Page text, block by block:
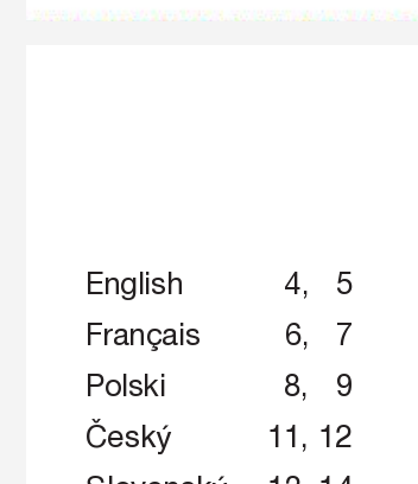
English 4, 5
Français
6, 7
Polski
8, 9
âesk˘ 11,
12